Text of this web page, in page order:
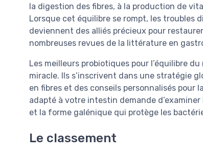
la digestion des fibres, à la production de
Lorsque cet équilibre se rompt, les
deviennent des alliés précieux pour
nombreuses revues de la littérature en
Les meilleurs probiotiques pour l’équilibre
miracle. Ils s’inscrivent dans une stratégie
en fibres et des conseils personnalisés
adapté à votre intestin demande d’examiner
et la forme galénique qui protège les
Le classement